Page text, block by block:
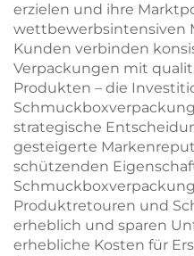
erzielen und ihre
wettbewerbsintensiven
Kunden verbinden
Verpackungen mit
Produkten – die
strategische
gesteigerte
schützenden
Produktretouren und
erheblich und sparen
erhebliche Kosten für